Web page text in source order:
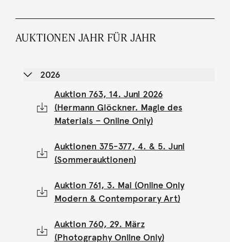
AUKTIONEN JAHR FÜR JAHR
2026
Auktion 763, 14. Juni 2026
(Hermann Glöckner. Magie des
Materials – Online Only)
Auktionen 375-377, 4. & 5. Juni
(Sommerauktionen)
Auktion 761, 3. Mai (Online Only
Modern & Contemporary Art)
Auktion 760, 29. März
(Photography Online Only)